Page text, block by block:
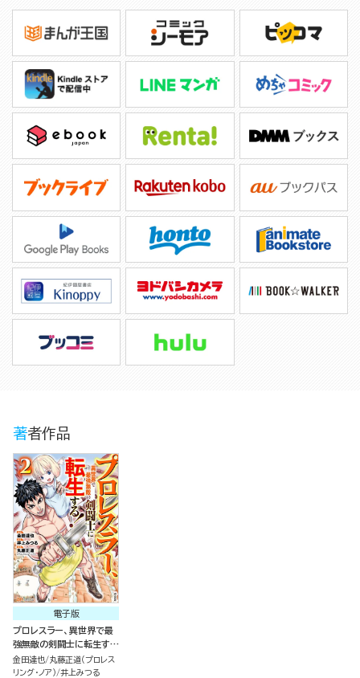
著者作品
電子版
プロレスラー、異世界で最
強無敵の剣闘士に転生す
る！ コミック版 （2）
金田達也 丸藤正道（プロレス
リング・ノア） 井上みつる